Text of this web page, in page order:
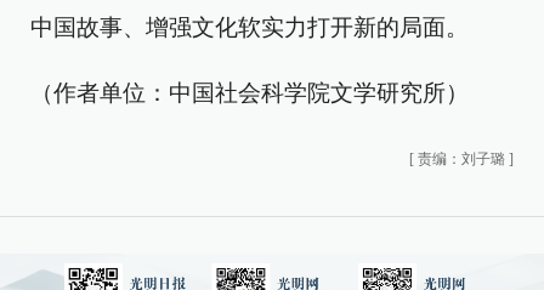
中国故事、增强文化软实力打开新的局面。
（作者单位：中国社会科学院文学研究所）
[ 责编：刘子璐 ]